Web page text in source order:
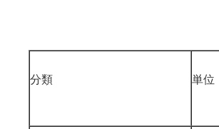
分類 単位